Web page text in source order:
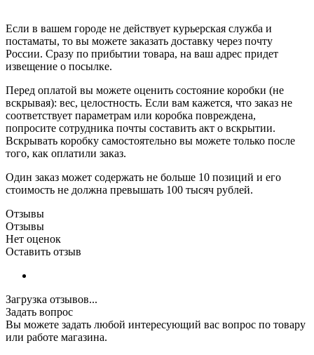
Если в вашем городе не действует курьерская служба и
постаматы, то вы можете заказать доставку через почту
России. Сразу по прибытии товара, на ваш адрес придет
извещение о посылке.
Перед оплатой вы можете оценить состояние коробки (не
вскрывая): вес, целостность. Если вам кажется, что заказ не
соответствует параметрам или коробка повреждена,
попросите сотрудника почты составить акт о вскрытии.
Вскрывать коробку самостоятельно вы можете только после
того, как оплатили заказ.
Один заказ может содержать не больше 10 позиций и его
стоимость не должна превышать 100 тысяч рублей.
Отзывы
Отзывы
Нет оценок
Оставить отзыв
Загрузка отзывов...
Задать вопрос
Вы можете задать любой интересующий вас вопрос по товару
или работе магазина.